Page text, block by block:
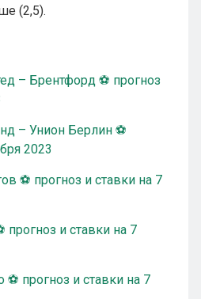
(2,5).
– Брентфорд ⚽ прогноз
– Унион Берлин ⚽
2023
⚽ прогноз и ставки на 7
прогноз и ставки на 7
прогноз и ставки на 7